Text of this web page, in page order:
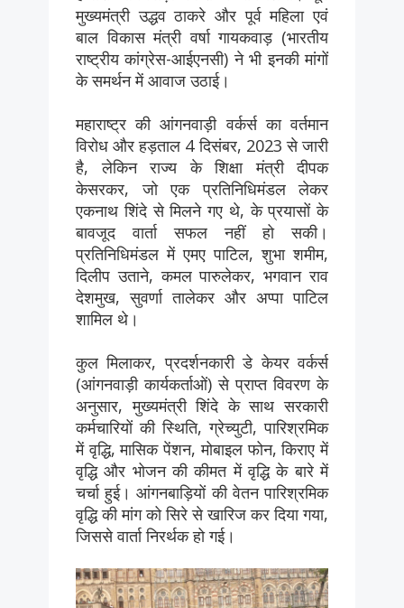
मुख्यमंत्री उद्धव ठाकरे और पूर्व महिला एवं
बाल विकास मंत्री वर्षा गायकवाड़ (भारतीय
राष्ट्रीय कांग्रेस-आईएनसी) ने भी इनकी मांगों
के समर्थन में आवाज उठाई।
महाराष्ट्र की आंगनवाड़ी वर्कर्स का वर्तमान
विरोध और हड़ताल 4 दिसंबर, 2023 से जारी
है, लेकिन राज्य के शिक्षा मंत्री दीपक
केसरकर, जो एक प्रतिनिधिमंडल लेकर
एकनाथ शिंदे से मिलने गए थे, के प्रयासों के
बावजूद वार्ता सफल नहीं हो सकी।
प्रतिनिधिमंडल में एमए पाटिल, शुभा शमीम,
दिलीप उताने, कमल पारुलेकर, भगवान राव
देशमुख, सुवर्णा तालेकर और अप्पा पाटिल
शामिल थे।
कुल मिलाकर, प्रदर्शनकारी डे केयर वर्कर्स
(आंगनवाड़ी कार्यकर्ताओं) से प्राप्त विवरण के
अनुसार, मुख्यमंत्री शिंदे के साथ सरकारी
कर्मचारियों की स्थिति, ग्रेच्युटी, पारिश्रमिक
में वृद्धि, मासिक पेंशन, मोबाइल फोन, किराए में
वृद्धि और भोजन की कीमत में वृद्धि के बारे में
चर्चा हुई। आंगनबाड़ियों की वेतन पारिश्रमिक
वृद्धि की मांग को सिरे से खारिज कर दिया गया,
जिससे वार्ता निरर्थक हो गई।